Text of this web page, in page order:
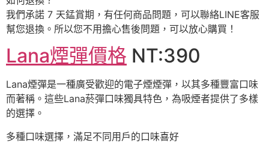
我們承諾 7 天錳賞期，有任何商品問題，可以聯絡LINE客服
幫您退換。所以您不用擔心售後問題，可以放心購買！
Lana煙彈價格 NT:390
Lana煙彈是一種廣受歡迎的電子煙煙彈，以其多種豐富口味
而著稱。這些Lana菸彈口味獨具特色，為吸煙者提供了多樣
的選擇。
多種口味選擇，滿足不同用戶的口味喜好